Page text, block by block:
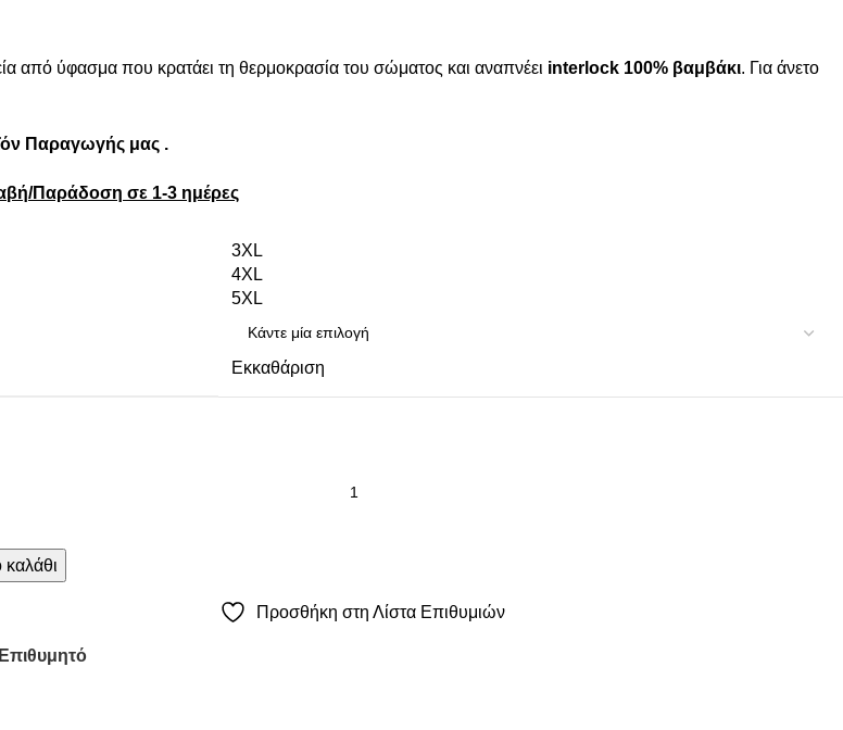
από ύφασμα που κρατάει τη θερμοκρασία του σώματος και αναπνέει interlock 100% βαμβάκι. Για άνετο
Παραγωγής μας .
Παράδοση σε 1-3 ημέρες
3XL
4XL
5XL
Εκκαθάριση
Προσθήκη στη Λίστα Επιθυμιών
Επιθυμητό